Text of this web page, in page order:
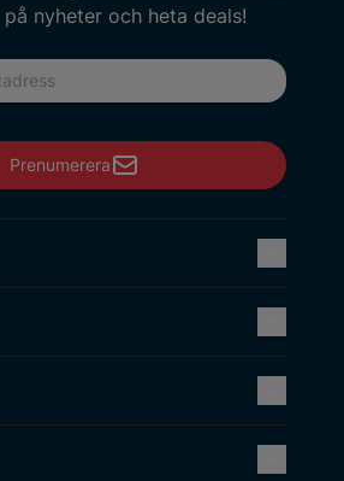
nyheter och heta deals!
Prenumerera